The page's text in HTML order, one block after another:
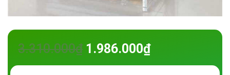
3.310.000₫ 1.986.000₫